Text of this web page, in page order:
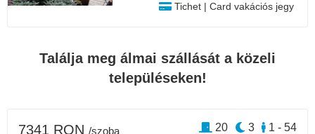
Tichet | Card vakációs jegy
Találja meg álmai szállását a közeli
településeken!
7341 RON /szoba 1 - 54
3
20